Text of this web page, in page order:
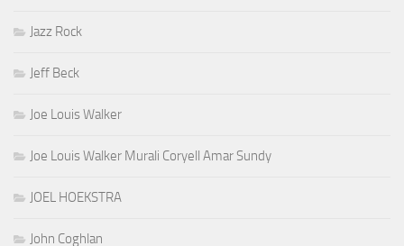
Jazz Rock
Jeff Beck
Joe Louis Walker
Joe Louis Walker Murali Coryell Amar Sundy
JOEL HOEKSTRA
John Coghlan